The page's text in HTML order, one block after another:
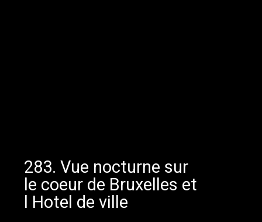
283. Vue nocturne sur
le coeur de Bruxelles et
l Hotel de ville